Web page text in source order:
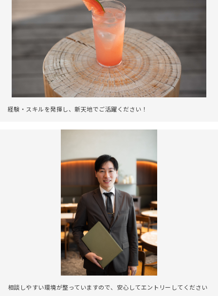
経験・スキルを発揮し、新天地でご活躍ください！
相談しやすい環境が整っていますので、安心してエントリーしてください